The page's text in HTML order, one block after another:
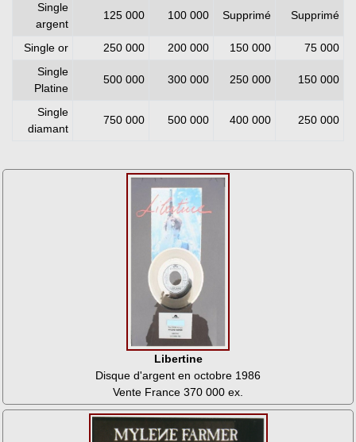
Single
argent
125 000 100 000 Supprimé Supprimé
Single or 250 000 200 000 150 000
75 000
Single
Platine
500 000 300 000 250 000 150 000
Single
diamant
750 000 500 000 400 000 250 000
Libertine
Disque d'argent en octobre 1986
Vente France 370 000 ex.